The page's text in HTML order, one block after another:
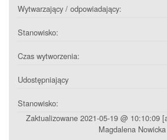
Wytwarzający / odpowiadający:
Stanowisko:
Czas wytworzenia:
Udostępniający
Stanowisko:
Zaktualizowane 2021-05-19 @ 10:10:09
Magdalena Nowicka